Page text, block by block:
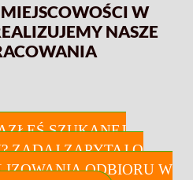
W
NASZE
SZUKANEJ
ZADAJ ZAPYTAJ O
ODBIORU W